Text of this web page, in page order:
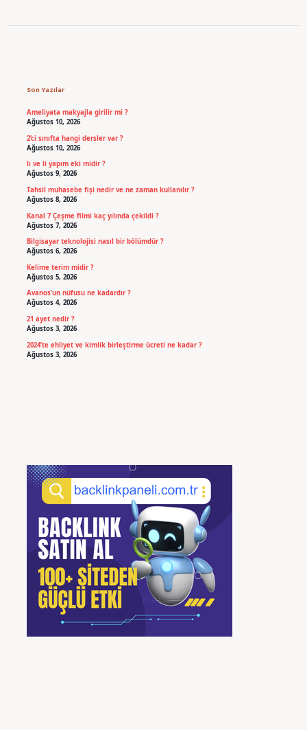
Son Yazılar
Ameliyata makyajla girilir mi ?
Ağustos 10, 2026
2’ci sınıfta hangi dersler var ?
Ağustos 10, 2026
lı ve li yapım eki midir ?
Ağustos 9, 2026
Tahsil muhasebe fişi nedir ve ne zaman kullanılır ?
Ağustos 8, 2026
Kanal 7 Çeşme filmi kaç yılında çekildi ?
Ağustos 7, 2026
Bilgisayar teknolojisi nasıl bir bölümdür ?
Ağustos 6, 2026
Kelime terim midir ?
Ağustos 5, 2026
Avanos’un nüfusu ne kadardır ?
Ağustos 4, 2026
21 ayet nedir ?
Ağustos 3, 2026
2024’te ehliyet ve kimlik birleştirme ücreti ne kadar ?
Ağustos 3, 2026